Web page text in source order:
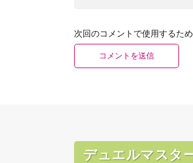
次回のコメントで使用するた
デュエルマスタ